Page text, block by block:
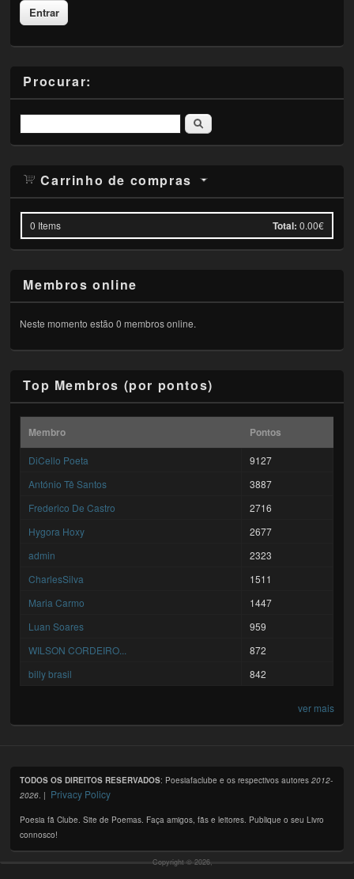
Procurar:
Pesquisar
Carrinho de compras
0 Items Total: 0.00€
Membros online
Neste momento estão 0 membros online.
Top Membros (por pontos)
Membro Pontos
DiCello Poeta
9127
António Tê Santos
3887
Frederico De Castro
2716
Hygora Hoxy
2677
admin
2323
CharlesSilva
1511
Maria Carmo
1447
Luan Soares
959
WILSON CORDEIRO...
872
billy brasil
842
ver mais
TODOS OS DIREITOS RESERVADOS: Poesiafaclube e os respectivos autores2012-
2026 . | Privacy Policy
Poesia fã Clube. Site de Poemas. Faça amigos, fãs e leitores. Publique o seu Livro
connosco!
Copyright © 2026,